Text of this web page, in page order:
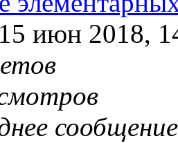
июн 2018,